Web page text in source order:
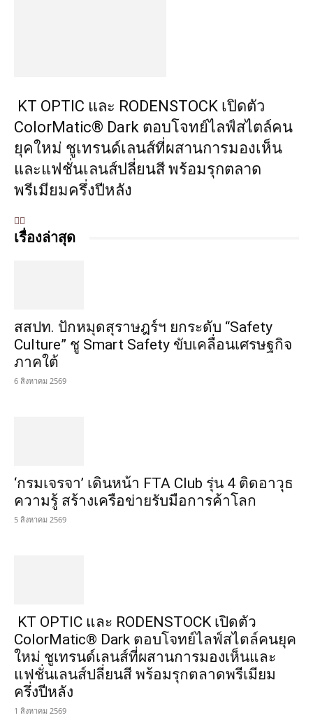
KT OPTIC และ RODENSTOCK เปิดตัว
ColorMatic® Dark ตอบโจทย์ไลฟ์สไตล์คน
ยุคใหม่ ชูเทรนด์เลนส์ที่ผสานการมองเห็น
และแฟชั่นเลนส์ปลี่ยนสี พร้อมรุกตลาด
พรีเมียมครึ่งปีหลัง
เรื่องล่าสุด
สสปท. ปักหมุดสุราษฎร์ฯ ยกระดับ “Safety
Culture” ชู Smart Safety ขับเคลื่อนเศรษฐกิจ
ภาคใต้
6 สิงหาคม 2569
‘กรมเจรจา’ เดินหน้า FTA Club รุ่น 4 ติดอาวุธ
ความรู้ สร้างเครือข่ายรับมือการค้าโลก
5 สิงหาคม 2569
KT OPTIC และ RODENSTOCK เปิดตัว
ColorMatic® Dark ตอบโจทย์ไลฟ์สไตล์คนยุค
ใหม่ ชูเทรนด์เลนส์ที่ผสานการมองเห็นและ
แฟชั่นเลนส์ปลี่ยนสี พร้อมรุกตลาดพรีเมียม
ครึ่งปีหลัง
1 สิงหาคม 2569